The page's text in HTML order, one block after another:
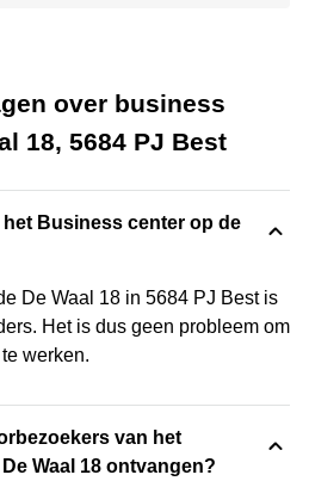
over business
18, 5684 PJ Best
het Business center op de
De Waal 18 in 5684 PJ Best is
Het is dus geen probleem om
werken.
van het
Waal 18 ontvangen?